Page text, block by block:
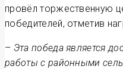
провёл торжественную
победителей, отметив
– Эта победа является
работы с районными